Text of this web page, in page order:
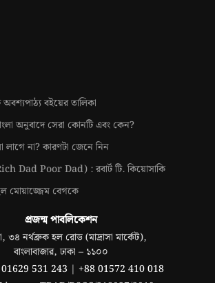
বইয়ের তালিকা
অনুবাদে সেরা কোনটি এবং কেন?
না? কারণটা জেনে নিন
Dad Poor Dad) : রবার্ট টি. কিয়োসাকি
মোয়াজ্জেম বেগকে
প্রজন্ম পাবলিকেশন
৩৪ নর্থব্রুক হল রোড (মাদ্রাসা মার্কেট),
বাংলাবাজার, ঢাকা – ১১০০
531 243 | +88 01572 410 018